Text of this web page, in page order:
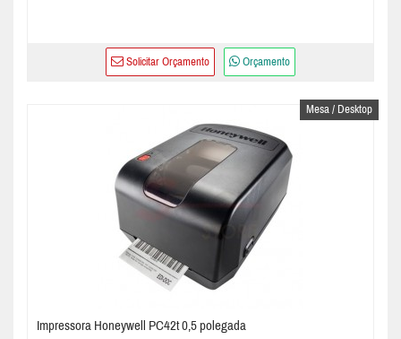
Solicitar Orçamento Orçamento
Mesa / Desktop
Impressora Honeywell PC42t 0,5 polegada